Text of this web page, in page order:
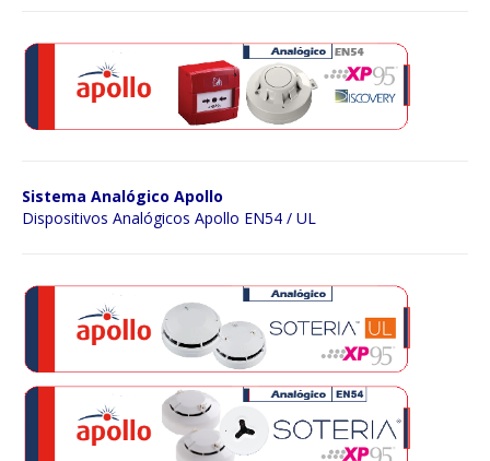
Sistema Analógico Apollo
Dispositivos Analógicos Apollo EN54 / UL